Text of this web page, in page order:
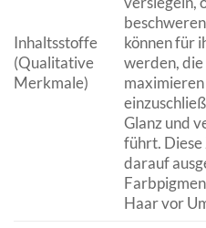
Inhaltsstoffe
(Qualitative
Merkmale)
können für
werden,
Glanz und
führt. Diese
darauf
Haar vor